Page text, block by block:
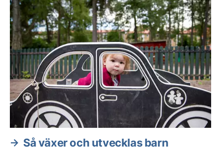
Så växer och utvecklas barn